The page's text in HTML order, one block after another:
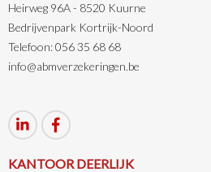
Heirweg 96A - 8520 Kuurne
Bedrijvenpark Kortrijk-Noord
Telefoon: 056 35 68 68
info@abmverzekeringen.be
KANTOOR DEERLIJK